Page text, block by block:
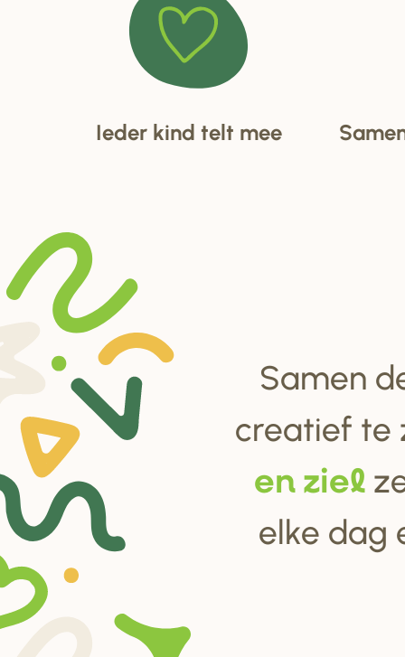
Ieder kind telt mee
Samen
creatief te
en ziel
elke dag